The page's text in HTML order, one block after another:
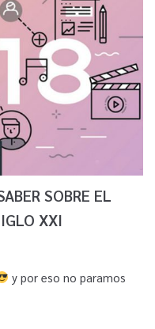
SOBRE EL
XXI
y por eso no paramos